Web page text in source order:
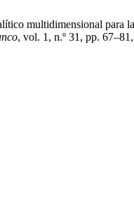
multidimensional para
, vol. 1, n.º 31, pp.